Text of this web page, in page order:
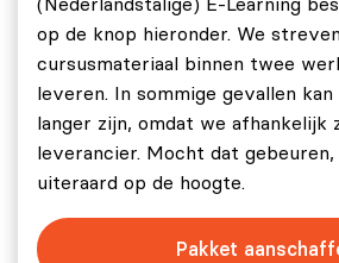
Loops.
Module 5: Interactiviteit en
Module 5.1: Objecten, in
Formulieren, Boodschappenlijst.
Module 5.4: Basis API-aanroepen
(Nederlandstalige) E-Learning
op de knop hieronder. We
cursusmateriaal binnen twee
leveren. In sommige gevallen
langer zijn, omdat we afhankelijk
leverancier. Mocht dat gebeuren,
uiteraard op de hoogte.
Pakket